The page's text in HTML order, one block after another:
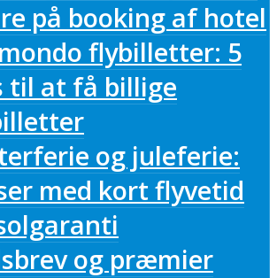
på booking af hotel
flybilletter: 5
til at få billige
og juleferie:
med kort flyvetid
og præmier